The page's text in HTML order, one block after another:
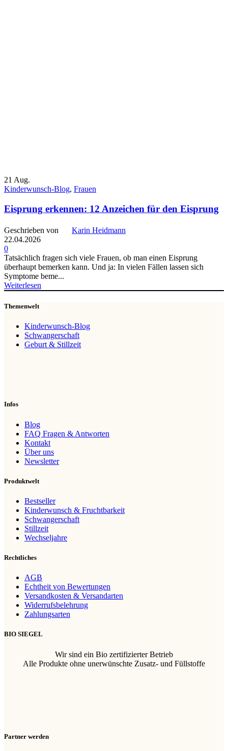
21 Aug.
Kinderwunsch-Blog, Frauen
Eisprung erkennen: 12 Anzeichen für den Eisprung
Geschrieben von
Karin Heidmann
22.04.2026
0
Tatsächlich fragen sich viele Frauen, ob man einen Eisprung
überhaupt bemerken kann. Und ja: In vielen Fällen lassen sich
Symptome beme...
Weiterlesen
Themenwelt
Kinderwunsch-Blog
Schwangerschaft
Geburt & Stillzeit
Infos
Blog
FAQ Fragen & Antworten
Kontakt
Über uns
Newsletter
Produktwelt
Bestseller
Kinderwunsch & Fruchtbarkeit
Schwangerschaft
Stillzeit
Wechseljahre
Rechtliches
AGB
Echtheit von Bewertungen
Versandkosten & Versandarten
Widerrufsbelehrung
Zahlungsarten
BIO SIEGEL
Wir sind ein Bio zertifizierter Betrieb
Alle Produkte ohne unerwünschte Zusatz- und Füllstoffe
Partner werden